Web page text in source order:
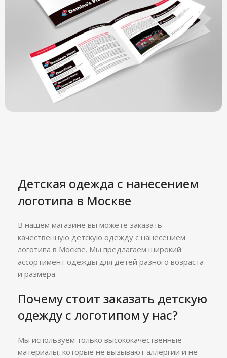
Детская одежда с нанесением
логотипа в Москве
В нашем магазине вы можете заказать
качественную детскую одежду с нанесением
логотипа в Москве. Мы предлагаем широкий
ассортимент одежды для детей разного возраста
и размера.
Почему стоит заказать детскую
одежду с логотипом у нас?
Мы используем только высококачественные
материалы, которые не вызывают аллергии и не